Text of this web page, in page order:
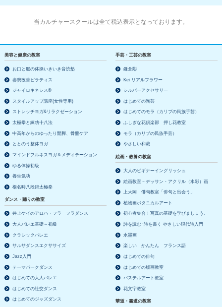
当カルチャースクールは全て税込表示となっております。
美容と健康の教室
お口と脳の体操いきいき音読塾
姿勢改善ピラティス
ジャイロキネシス®
スタイルアップ講座(女性専用)
ストレッチヨガ&リラクゼーション
太極拳と練功十八法
中高年からのゆったり開脚、骨盤ケア
ととのう整体ヨガ
マインドフルネスヨガ＆メディテーション
ゆる体操初級
養生気功
楊名時八段錦太極拳
ダンス・踊りの教室
井上ケイのアロハ・フラ フラダンス
大人バレエ基礎～初級
クラシックバレエ
サルサダンスエクササイズ
Jazz入門
テーマパークダンス
はじめての大人バレエ
はじめての社交ダンス
はじめてのジャズダンス
手芸・工芸の教室
鎌倉彫
Kei リアルフラワー
シルバーアクセサリー
はじめての陶芸
はじめてのモラ（カリブの民族手芸）
ふしぎな花倶楽部 押し花教室
モラ（カリブの民族手芸）
やさしい和裁
絵画・教養の教室
大人のビギナーイングリッシュ
絵画教室－デッサン・アクリル（水彩）画
上大岡 俳句教室「俳句と出会う」
植物画ボタニカルアート
初心者集合！写真の基礎を学びましょう。
詩を読む･詩を書く やさしい現代詩入門
水墨画
楽しい かんたん フランス語
はじめての俳句
はじめての版画教室
パステルアート教室
花文字教室
華道・書道の教室